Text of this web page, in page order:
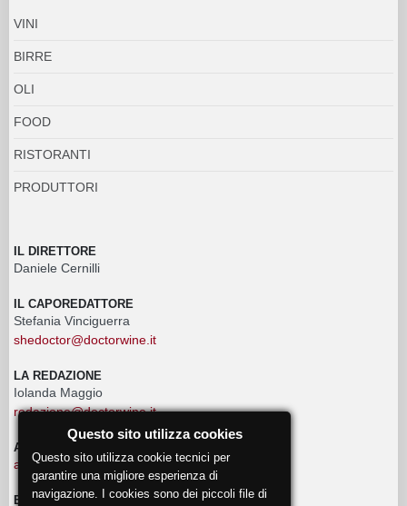
VINI
BIRRE
OLI
FOOD
RISTORANTI
PRODUTTORI
IL DIRETTORE
Daniele Cernilli
IL CAPOREDATTORE
Stefania Vinciguerra
shedoctor@doctorwine.it
LA REDAZIONE
Iolanda Maggio
redazione@doctorwine.it
ADVERTISING
advertising@doctorwine.it
EVENTI
Questo sito utilizza cookies
Questo sito utilizza cookie tecnici per
garantire una migliore esperienza di
navigazione. I cookies sono dei piccoli file di